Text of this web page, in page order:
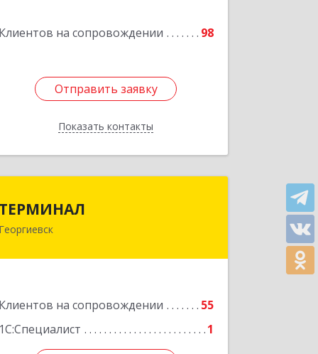
Клиентов на сопровождении 98
Отправить заявку
Показать контакты
Отправить заявку
Назад
ТЕРМИНАЛ
Георгиевск
Клиентов на сопровождении
55
1С:Специалист
1
357820, Ставропольский край,